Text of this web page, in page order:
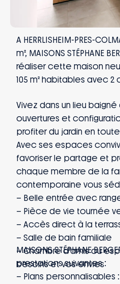
A HERRLISHEIM-PRES-
m², MAISONS STÉPHANE
réaliser cette maison
105 m² habitables avec 2
Vivez dans un lieu
ouvertures et
profiter du jardin en
Avec ses espaces
favoriser le partage et
chaque membre de la
contemporaine vous
– Belle entrée avec
– Pièce de vie tournée
– Accès direct à la
– Salle de bain familiale
– Chambre d’amis ou
besoins et vos envies
MAISONS STÉPHANE
prestations suivantes :
– Plans personnalisables